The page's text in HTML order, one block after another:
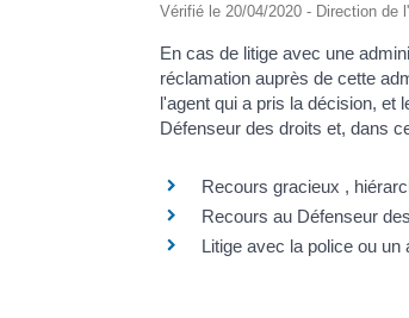
Vérifié le 20/04/2020 - Direction de
En cas de litige avec une
réclamation auprès de cette
l'agent qui a pris la décision, et
Défenseur des droits et, dans
Recours gracieux ,
Recours au Défenseur
Litige avec la police ou